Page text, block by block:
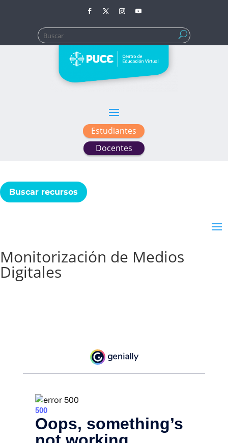
Buscar:
Estudiantes
Docentes
Buscar recursos
Monitorización de Medios
Digitales